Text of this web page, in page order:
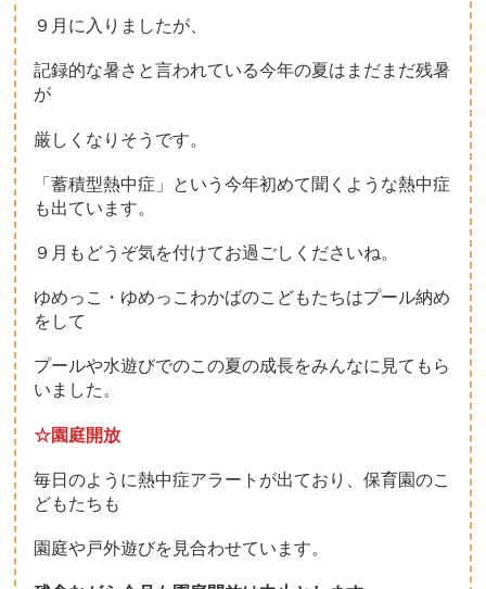
一時保育について
９月に入りましたが、
記録的な暑さと言われている今年の夏はまだまだ残暑
が
厳しくなりそうです。
「蓄積型熱中症」という今年初めて聞くような熱中症
も出ています。
９月もどうぞ気を付けてお過ごしくださいね。
ゆめっこ・ゆめっこわかばのこどもたちはプール納め
をして
プールや水遊びでのこの夏の成長をみんなに見てもら
いました。
☆園庭開放
毎日のように熱中症アラートが出ており、保育園のこ
どもたちも
園庭や戸外遊びを見合わせています。